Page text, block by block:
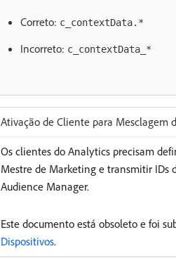
Correto: c_contextData.*
Incorreto: c_contextData_*
Ativação de Cliente para Mesclagem
Os clientes do Analytics precisam
Mestre de Marketing e transmitir IDs
Audience Manager.
Este documento está obsoleto e foi
Dispositivos.